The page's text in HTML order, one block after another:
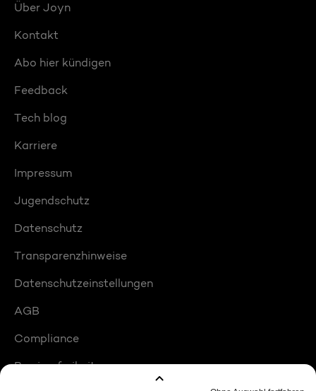
Über Joyn
Kontakt
Abo hier kündigen
Feedback
Tech blog
Karriere
Impressum
Jugendschutz
Datenschutz
Transparenzhinweise
Datenschutzeinstellungen
AGB
Compliance
Barrierefreiheit